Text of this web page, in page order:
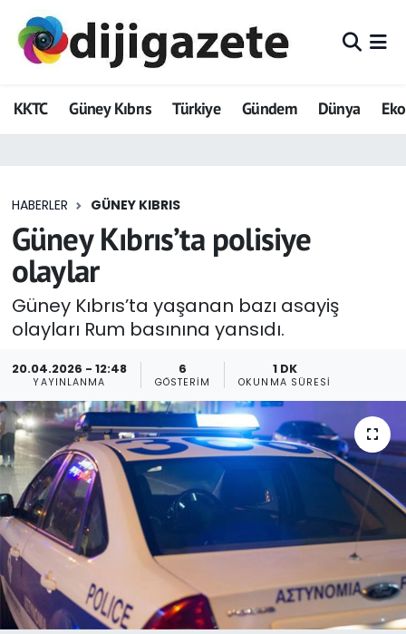
KKTC Güney Kıbrıs Türkiye Gündem Dünya
HABERLER GÜNEY KIBRIS
Güney Kıbrıs’ta polisiye
olaylar
Güney Kıbrıs’ta yaşanan bazı asayiş
olayları Rum basınına yansıdı.
20.04.2026 - 12:48
YAYINLANMA
6
GÖSTERIM
1 DK
OKUNMA SÜRESI
ADVERTORIAL
Dijigazete
Eğitim
Ekonomi
Foto Galeri
Güncel
Gündem
KKTC
KKTC YEREL SEÇİM 2018
Kültür Sanat
Magazin
Hava Durumu
Trafik Durumu
Tüm Manşetler
Son Dakika Haberleri
Haber Arşivi